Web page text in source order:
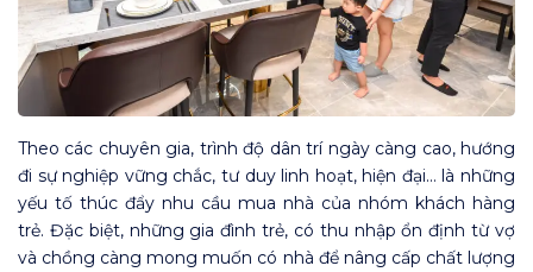
Theo các chuyên gia, trình độ dân trí ngày càng cao, hướng
đi sự nghiệp vững chắc, tư duy linh hoạt, hiện đại… là những
yếu tố thúc đẩy nhu cầu mua nhà của nhóm khách hàng
trẻ. Đặc biệt, những gia đình trẻ, có thu nhập ổn định từ vợ
và chồng càng mong muốn có nhà để nâng cấp chất lượng